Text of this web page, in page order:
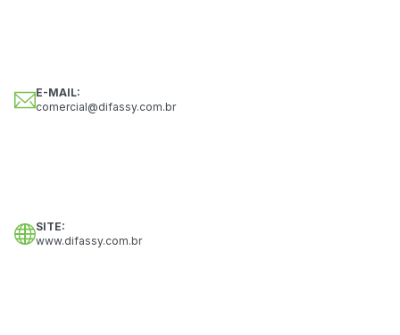
E-MAIL:
comercial@difassy.com.br
SITE:
www.difassy.com.br